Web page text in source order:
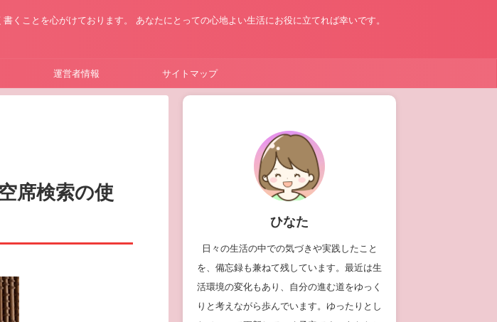
くことを心がけております。 あなたにとっての心地よい生活にお役に立てれば幸いです。
運営者情報 サイトマップ
席検索の使
ひなた
日々の生活の中での気づきや実践したこと
を、備忘録も兼ねて残しています。最近は生
活環境の変化もあり、自分の進む道をゆっく
りと考えながら歩んでいます。ゆったりとし